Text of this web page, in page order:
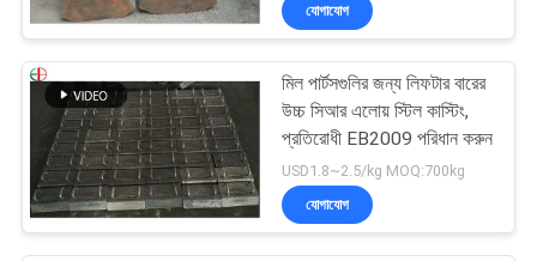
যোগাযোগ
মিল পার্টসগুলির জন্য লিফটার বারের
উচ্চ সিআর এলোয় স্টিল কাস্টিং,
প্রতিরোধী EB2009 পরিধান করুন
USD1.8~2.5/kg MOQ:700kg
যোগাযোগ